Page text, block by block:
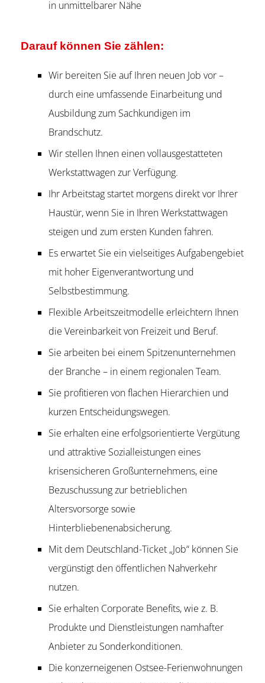
in unmittelbarer Nähe
Darauf können Sie zählen:
Wir bereiten Sie auf Ihren neuen Job vor –
durch eine umfassende Einarbeitung und
Ausbildung zum Sachkundigen im
Brandschutz.
Wir stellen Ihnen einen vollausgestatteten
Werkstattwagen zur Verfügung.
Ihr Arbeitstag startet morgens direkt vor Ihrer
Haustür, wenn Sie in Ihren Werkstattwagen
steigen und zum ersten Kunden fahren.
Es erwartet Sie ein vielseitiges Aufgabengebiet
mit hoher Eigenverantwortung und
Selbstbestimmung.
Flexible Arbeitszeitmodelle erleichtern Ihnen
die Vereinbarkeit von Freizeit und Beruf.
Sie arbeiten bei einem Spitzenunternehmen
der Branche – in einem regionalen Team.
Sie profitieren von flachen Hierarchien und
kurzen Entscheidungswegen.
Sie erhalten eine erfolgsorientierte Vergütung
und attraktive Sozialleistungen eines
krisensicheren Großunternehmens, eine
Bezuschussung zur betrieblichen
Altersvorsorge sowie
Hinterbliebenenabsicherung.
Mit dem Deutschland-Ticket „Job“ können Sie
vergünstigt den öffentlichen Nahverkehr
nutzen.
Sie erhalten Corporate Benefits, wie z. B.
Produkte und Dienstleistungen namhafter
Anbieter zu Sonderkonditionen.
Die konzerneigenen Ostsee-Ferienwohnungen